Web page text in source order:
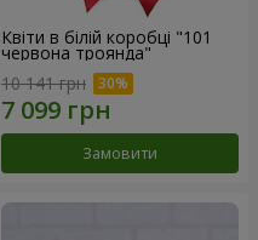
Квіти в білій коробці "101
червона троянда"
10 141 грн
Замовити